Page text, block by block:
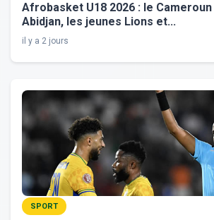
Afrobasket U18 2026 : le
Abidjan, les jeunes Lions et...
il y a 2 jours
SPORT